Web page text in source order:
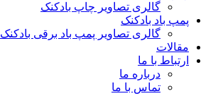
گالری تصاویر چاپ بادکنک
پمپ باد بادکنک
گالری تصاویر پمپ باد برقی بادکنک
مقالات
ارتباط با ما
درباره ما
تماس با ما